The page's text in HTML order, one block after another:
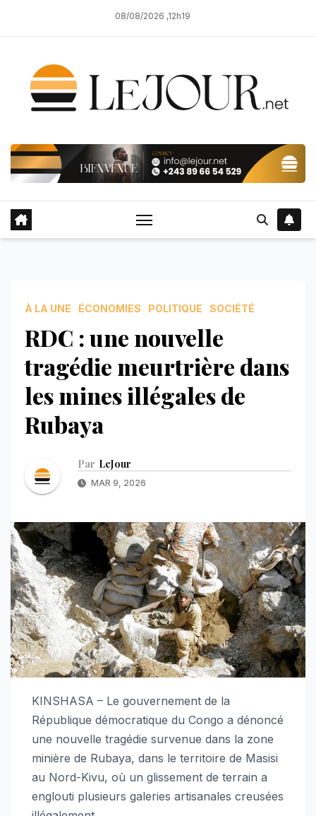
08/08/2026 ,12h19
À LA UNE ÉCONOMIES POLITIQUE SOCIÉTÉ
RDC : une nouvelle
tragédie meurtrière dans
les mines illégales de
Rubaya
Par LeJour
MAR 9, 2026
KINSHASA – Le gouvernement de la
République démocratique du Congo a dénoncé
une nouvelle tragédie survenue dans la zone
minière de Rubaya, dans le territoire de Masisi
au Nord-Kivu, où un glissement de terrain a
englouti plusieurs galeries artisanales creusées